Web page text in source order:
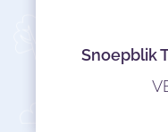
Snoepblik